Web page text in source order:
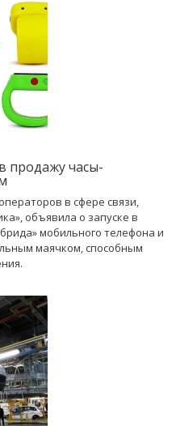
продажу часы-
в сфере связи,
объявила о запуске в
мобильного телефона и
маячком, способным